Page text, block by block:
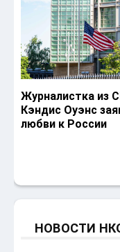
Журналистка из
Кэндис Оуэнс
любви к России
НОВОСТИ